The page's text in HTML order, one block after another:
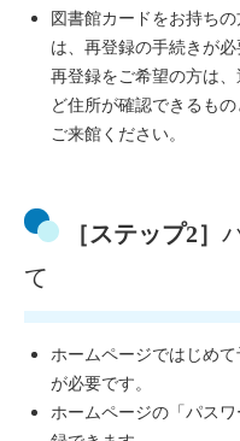
図書館カードをお持ち
は、再登録の手続きが必
再登録をご希望の方は
ど住所が確認できるも
ご来館ください。
［ステップ2］
て
ホームページではじめ
が必要です。
ホームページの「パス